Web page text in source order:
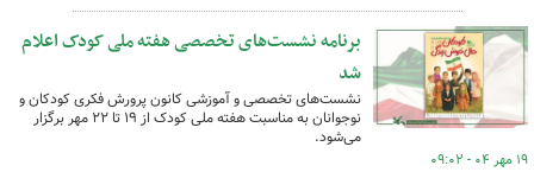
برنامه نشست‌های تخصصی هفته ملی کودک اعلام
شد
نشست‌های تخصصی و آموزشی کانون پرورش فکری کودکان و
نوجوانان به مناسبت هفته ملی کودک از ۱۹ تا ۲۲ مهر برگزار
می‌شود.
۱۹ مهر ۰۴ - ۰۹:۰۲